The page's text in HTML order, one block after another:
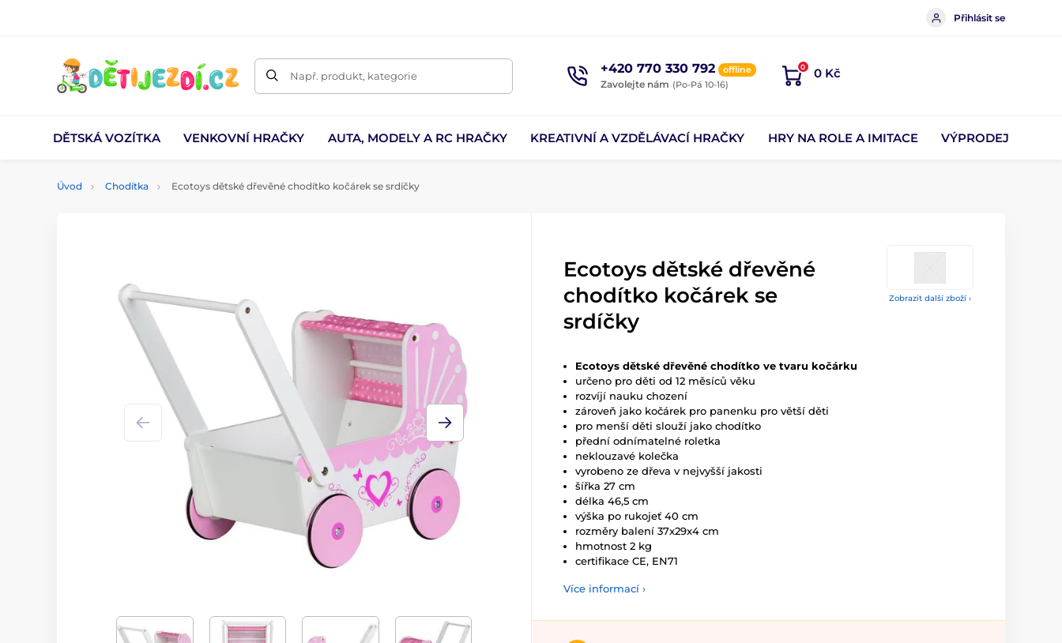
Přihlásit se
Např. produkt, kategorie +420 770 330 792 offline
Zavolejte nám (Po-Pá 10-16)
0 0 Kč
DĚTSKÁ VOZÍTKA VENKOVNÍ HRAČKY AUTA, MODELY A RC HRAČKY KREATIVNÍ A VZDĚLÁVACÍ HRAČKY HRY NA ROLE A IMITACE VÝPRODEJ
Úvod Chodítka Ecotoys dětské dřevěné chodítko kočárek se srdíčky
Zobrazit další zboží ›
Ecotoys dětské dřevěné
chodítko kočárek se
srdíčky
Ecotoys dětské dřevěné chodítko ve tvaru kočárku
určeno pro děti od 12 měsíců věku
rozvíjí nauku chození
zároveň jako kočárek pro panenku pro větší děti
pro menší děti slouží jako chodítko
přední odnímatelné roletka
neklouzavé kolečka
vyrobeno ze dřeva v nejvyšší jakosti
šířka 27 cm
délka 46,5 cm
výška po rukojeť 40 cm
rozměry balení 37x29x4 cm
hmotnost 2 kg
certifikace CE, EN71
Více informací ›